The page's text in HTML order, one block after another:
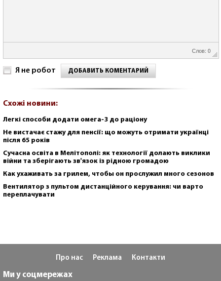
Слов: 0
Я не робот ДОБАВИТЬ КОМЕНТАРИЙ
Схожі новини:
Легкі способи додати омега-3 до раціону
Не вистачає стажу для пенсії: що можуть отримати українці
після 65 років
Сучасна освіта в Мелітополі: як технології долають виклики
війни та зберігають зв'язок із рідною громадою
Как ухаживать за грилем, чтобы он прослужил много сезонов
Вентилятор з пультом дистанційного керування: чи варто
переплачувати
Про нас Реклама Контакти
Ми у соцмережах